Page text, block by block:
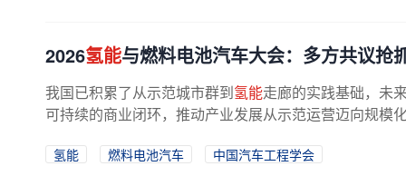
2026氢能与燃料电池汽车大会：多方共议抢
我国已积累了从示范城市群到氢能走廊的实践基础，未
可持续的商业闭环，推动产业发展从示范运营迈向规模
氢能 燃料电池汽车
中国汽车工程学会